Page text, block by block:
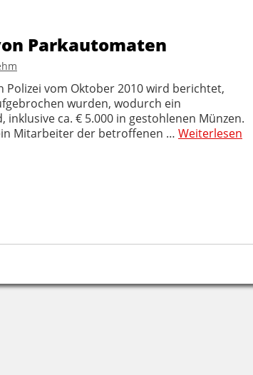
Parkautomaten
Polizei vom Oktober 2010 wird berichtet,
wurden, wodurch ein
inklusive ca. € 5.000 in gestohlenen Münzen.
Mitarbeiter der betroffenen … Weiterlesen